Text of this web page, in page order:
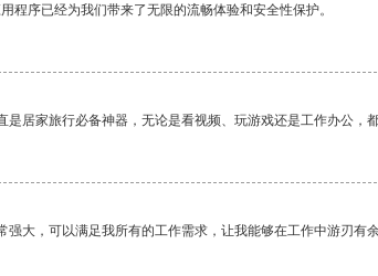
程序已经为我们带来了无限的流畅体验和安全性保护。
是居家旅行必备神器，无论是看视频、玩游戏还是工作办公，
强大，可以满足我所有的工作需求，让我能够在工作中游刃有余